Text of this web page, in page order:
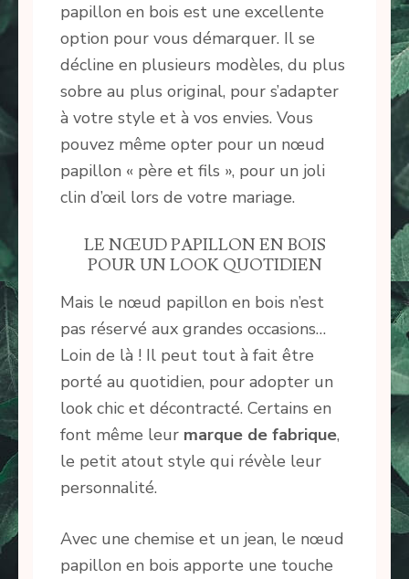
papillon en bois est une excellente
option pour vous démarquer. Il se
décline en plusieurs modèles, du plus
sobre au plus original, pour s’adapter
à votre style et à vos envies. Vous
pouvez même opter pour un nœud
papillon « père et fils », pour un joli
clin d’œil lors de votre mariage.
LE NŒUD PAPILLON EN BOIS
POUR UN LOOK QUOTIDIEN
Mais le nœud papillon en bois n’est
pas réservé aux grandes occasions…
Loin de là ! Il peut tout à fait être
porté au quotidien, pour adopter un
look chic et décontracté. Certains en
font même leur marque de fabrique,
le petit atout style qui révèle leur
personnalité.
Avec une chemise et un jean, le nœud
papillon en bois apporte une touche